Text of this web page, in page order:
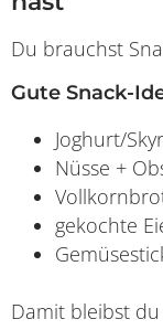
Du brauchst
Gute Snack-
Joghurt/
Nüsse +
gekochte
Damit bleibst